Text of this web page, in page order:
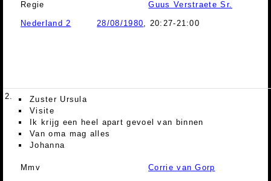
Regie Guus Verstraete Sr.
Nederland 2 28/08/1980, 20:27-21:00
2.
Zuster Ursula
Visite
Ik krijg een heel apart gevoel van binnen
Van oma mag alles
Johanna
Mmv Corrie van Gorp